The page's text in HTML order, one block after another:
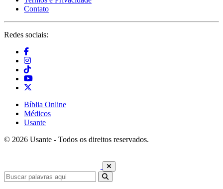
Contato
Redes sociais:
Bíblia Online
Médicos
Usante
© 2026 Usante - Todos os direitos reservados.